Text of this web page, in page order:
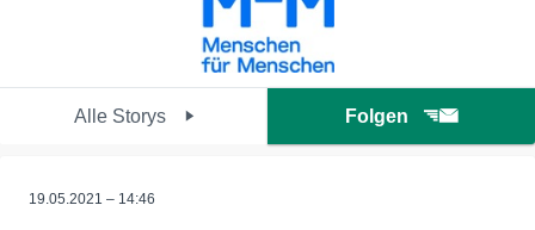
Alle Storys Folgen
19.05.2021 – 14:46